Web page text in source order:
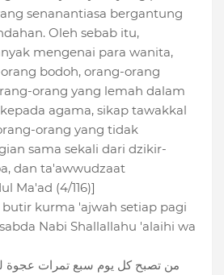
senanantiasa bergantung
Oleh sebab itu,
mengenai para wanita,
bodoh, orang-orang
orang yang lemah dalam
agama, sikap tawakkal
orang yang tidak
sama sekali dari dzikir-
dan ta'awwudzaat
Ma'ad (4/116)]
kurma 'ajwah setiap pagi
Nabi Shallallahu 'alaihi wa
من تصبح كل يوم سبع تمرات عجوة